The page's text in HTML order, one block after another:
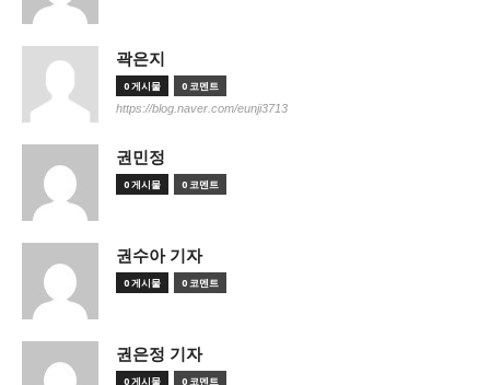
곽은지
0 게시물 0 코멘트
https://blog.naver.com/eunji3713
권민정
0 게시물 0 코멘트
권수아 기자
0 게시물 0 코멘트
권은정 기자
0 게시물 0 코멘트